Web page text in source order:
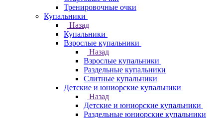
Тренировочные очки
Купальники
Назад
Купальники
Взрослые купальники
Назад
Взрослые купальники
Раздельные купальники
Слитные купальники
Детские и юниорские купальники
Назад
Детские и юниорские купальники
Раздельные юниорские купальники